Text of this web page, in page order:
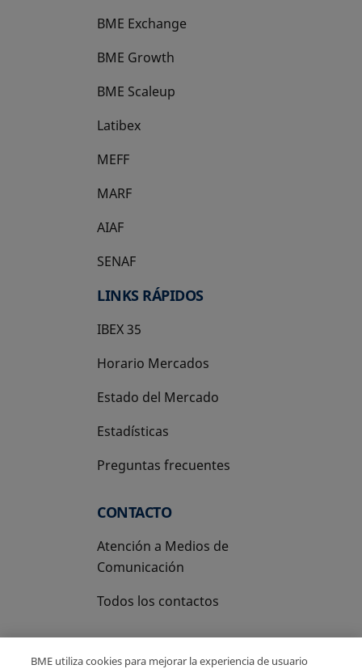
BME Exchange
BME Growth
se abre en una pestaña nueva
BME Scaleup
se abre en una pestaña nueva
Latibex
se abre en una pestaña nueva
MEFF
se abre en una pestaña nueva
MARF
AIAF
SENAF
LINKS RÁPIDOS
IBEX 35
Horario Mercados
Estado del Mercado
Estadísticas
Preguntas frecuentes
CONTACTO
Atención a Medios de
Comunicación
Todos los contactos
BME utiliza cookies para mejorar la experiencia de usuario